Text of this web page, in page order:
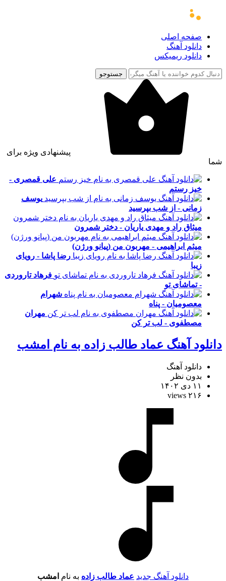
صفحه اصلی
دانلود آهنگ
دانلود ریمیکس
جستوجو
پیشنهادی ویژه برای
شما
علی قمصری -
خیز رستم
یوسف
زمانی - از شب بپرسید
میثاق راد و مهدی یاریان - دختر شمرون
میثم ابراهیمی - مهربون من (پیانو ورژن)
رضا پاشا - رویای
زیبا
فرهاد تاروردی
- تماشای تو
شهرام
معصومیان - پناه
مهران
مصطفوی - لب تر کن
دانلود آهنگ عماد طالب زاده به نام امشب
دانلود آهنگ
بدون نظر
۱۱ دی ۱۴۰۲
۲۱۶ views
دانلود آهنگ جدید عماد طالب زاده به نام امشب